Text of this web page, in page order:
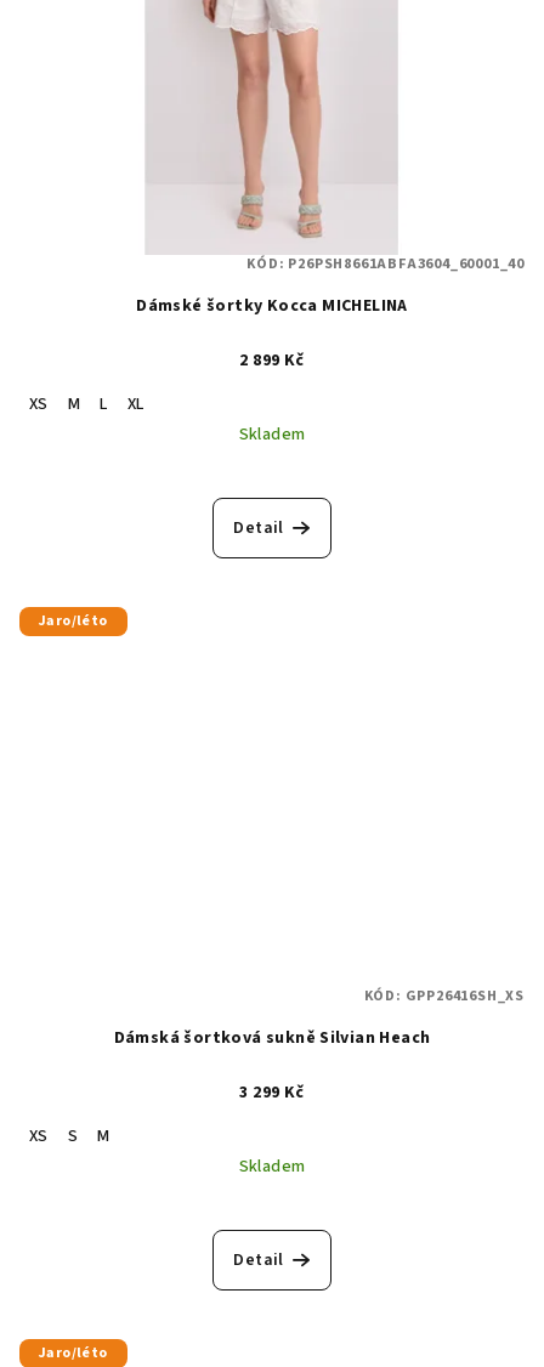
Dámské šortky Kocca MICHELINA
2 899 Kč
XS
M L
XL
Skladem
Detail
KÓD: P26PSH8661ABFA3604_60001_40
Jaro/léto
Dámská šortková sukně Silvian Heach
3 299 Kč
XS
S
M
Skladem
Detail
KÓD: GPP26416SH_XS
Jaro/léto